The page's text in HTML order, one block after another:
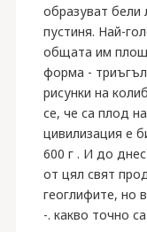
образуват бели
пустиня. Най-
общата им площ
форма -
рисунки на
се, че са плод
цивилизация е
600 г . И до
от цял свят
геоглифите, но
-. какво точно